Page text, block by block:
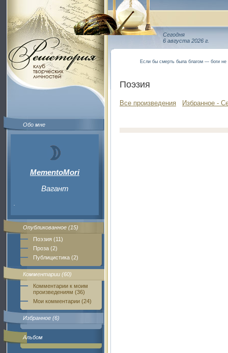
Обо мне
MementoMori
Вагант
Опубликованное (15)
Поэзия (11)
Проза (2)
Публицистика (2)
Комментарии (60)
Комментарии к моим
произведениям (36)
Мои комментарии (24)
Избранное (6)
Альбом
Сегодня
6 августа 2026 г.
Если бы смерть была благом — боги
Поэзия
Все произведения Избранное -